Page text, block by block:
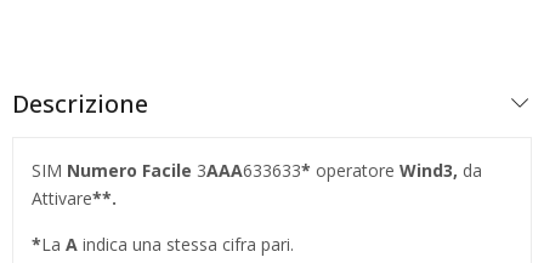
Descrizione
SIM Numero Facile 3AAA633633* operatore Wind3, da
Attivare**.
*La A indica una stessa cifra pari.